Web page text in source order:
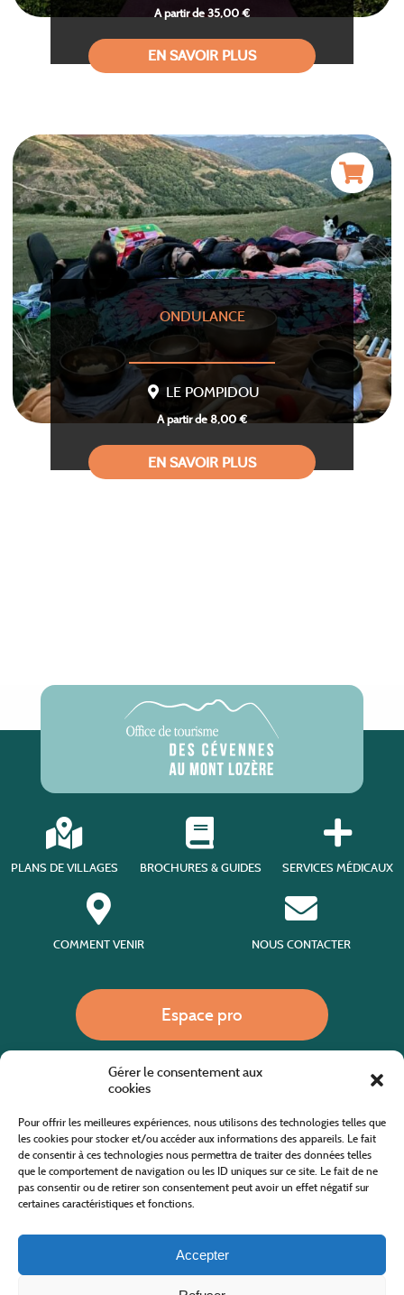
Gérer le consentement aux
cookies
Pour offrir les meilleures expériences, nous utilisons des technologies telles que
les cookies pour stocker et/ou accéder aux informations des appareils. Le fait
de consentir à ces technologies nous permettra de traiter des données telles
que le comportement de navigation ou les ID uniques sur ce site. Le fait de ne
pas consentir ou de retirer son consentement peut avoir un effet négatif sur
certaines caractéristiques et fonctions.
Accepter
A partir de 35,00 €
EN SAVOIR PLUS
ONDULANCE
LE POMPIDOU
A partir de 8,00 €
EN SAVOIR PLUS
PLANS DE VILLAGES BROCHURES & GUIDES SERVICES MÉDICAUX
COMMENT VENIR NOUS CONTACTER
Espace pro
Site internet cofinancé par le fonds européen agricole pour le développement rural
L'Europe investit dans les zones rurales